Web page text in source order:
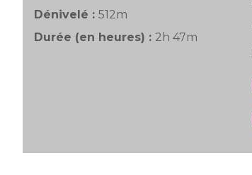
Dénivelé : 512m
Durée (en heures) : 2h 47m